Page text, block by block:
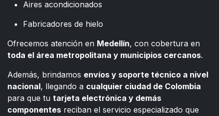
Aires acondicionados
Fabricadores de hielo
Ofrecemos atención en Medellín, con cobertura en
toda el área metropolitana y municipios cercanos.
Además, brindamos envíos y soporte técnico a nivel
nacional, llegando a cualquier ciudad de Colombia
para que tu tarjeta electrónica y demás
componentes reciban el servicio especializado que